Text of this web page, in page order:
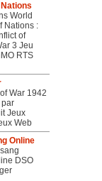
World
Nations :
of
3 Jeu
RTS
War 1942
par
Jeux
Web
Online
DSO